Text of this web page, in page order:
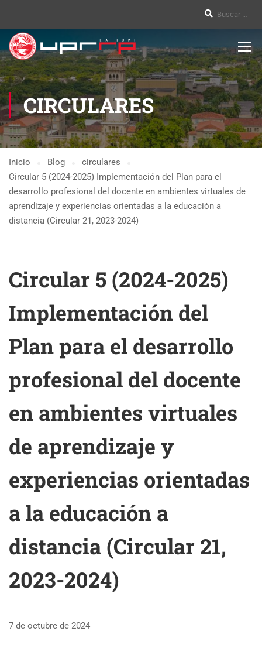
CIRCULARES
Inicio Blog
circulares
Circular 5 (2024-2025) Implementación del Plan para el
desarrollo profesional del docente en ambientes virtuales de
aprendizaje y experiencias orientadas a la educación a
distancia (Circular 21, 2023-2024)
Circular 5 (2024-2025)
Implementación del
Plan para el desarrollo
profesional del docente
en ambientes virtuales
de aprendizaje y
experiencias orientadas
a la educación a
distancia (Circular 21,
2023-2024)
7 de octubre de 2024